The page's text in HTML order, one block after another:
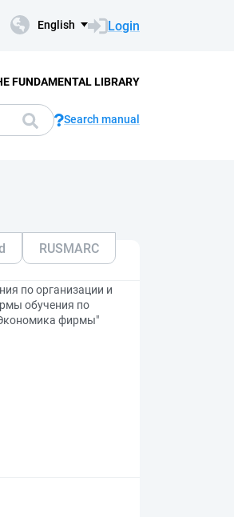
English Login
FUNDAMENTAL LIBRARY
Search manual
RUSMARC
по организации и
обучения по
фирмы"